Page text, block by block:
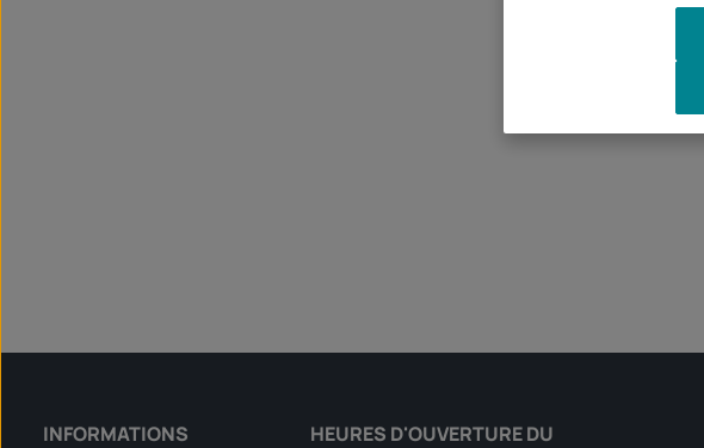
INFORMATIONS
HEURES D'OUVERTURE DU